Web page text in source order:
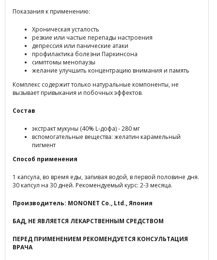
Показания к применению:
Хроническая усталость
резкие или частые перепады настроения
депрессия или панические атаки
профилактика болезни Паркинсона
симптомы менопаузы
желание улучшить концентрацию внимания и память
Комплекс содержит только натуральные компоненты, не
вызывает привыкания и побочных эффектов.
Состав
экстракт мукуны (40% L-дофа) - 280 мг
вспомогательные вещества: желатин карамельный
пигмент
Способ применения
1 капсула, во время еды, запивая водой, в первой половине дня.
30 капсул на 30 дней. Рекомендуемый курс: 2-3 месяца.
Производитель: MONONET Co., Ltd., Япония
БАД, НЕ ЯВЛЯЕТСЯ ЛЕКАРСТВЕННЫМ СРЕДСТВОМ
ПЕРЕД ПРИМЕНЕНИЕМ РЕКОМЕНДУЕТСЯ КОНСУЛЬТАЦИЯ
ВРАЧА